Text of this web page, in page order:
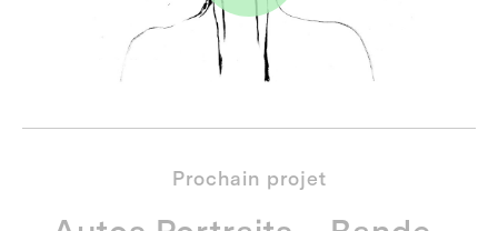
Prochain projet